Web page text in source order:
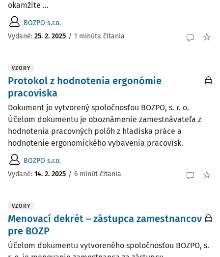
okamžite ...
BOZPO s.r.o.
Vydané: 25. 2. 2025 / 1 minúta čítania
VZORY
Protokol z hodnotenia ergonómie
pracoviska
Dokument je vytvorený spoločnosťou BOZPO, s. r. o.
Účelom dokumentu je oboznámenie zamestnávateľa z
hodnotenia pracovných polôh z hľadiska práce a
hodnotenie ergonomického vybavenia pracovísk.
BOZPO s.r.o.
Vydané: 14. 2. 2025 / 6 minút čítania
VZORY
Menovací dekrét – zástupca zamestnancov
pre BOZP
Účelom dokumentu vytvoreného spoločnosťou BOZPO, s.